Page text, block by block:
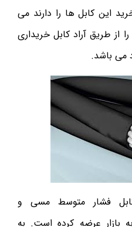
این کابل ها را دارند می
از طریق آراد کابل خریداری
می باشد.
فشار متوسط مسی و
بازار عرضه کرده است. به